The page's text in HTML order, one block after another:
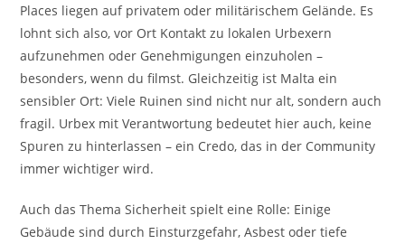
Places liegen auf privatem oder militärischem Gelände. Es
lohnt sich also, vor Ort Kontakt zu lokalen Urbexern
aufzunehmen oder Genehmigungen einzuholen –
besonders, wenn du filmst. Gleichzeitig ist Malta ein
sensibler Ort: Viele Ruinen sind nicht nur alt, sondern auch
fragil. Urbex mit Verantwortung bedeutet hier auch, keine
Spuren zu hinterlassen – ein Credo, das in der Community
immer wichtiger wird.
Auch das Thema Sicherheit spielt eine Rolle: Einige
Gebäude sind durch Einsturzgefahr, Asbest oder tiefe